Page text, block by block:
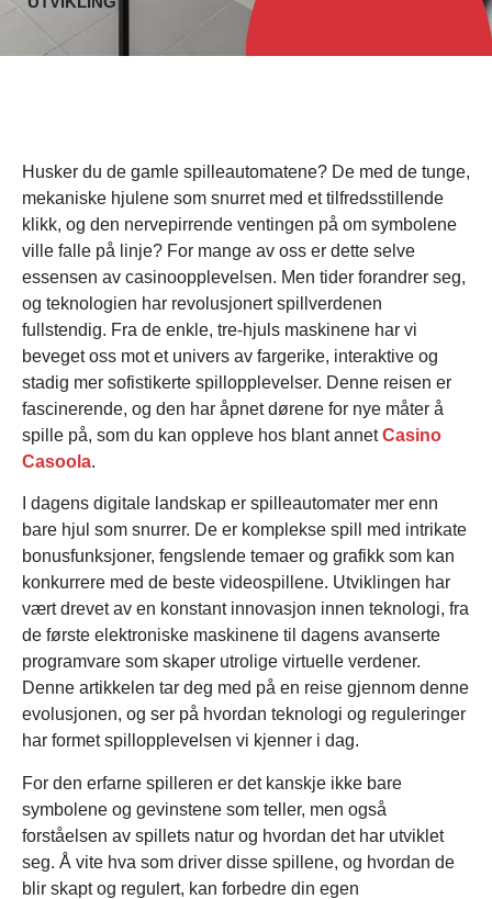
Husker du de gamle spilleautomatene? De med de tunge,
mekaniske hjulene som snurret med et tilfredsstillende
klikk, og den nervepirrende ventingen på om symbolene
ville falle på linje? For mange av oss er dette selve
essensen av casinoopplevelsen. Men tider forandrer seg,
og teknologien har revolusjonert spillverdenen
fullstendig. Fra de enkle, tre-hjuls maskinene har vi
beveget oss mot et univers av fargerike, interaktive og
stadig mer sofistikerte spillopplevelser. Denne reisen er
fascinerende, og den har åpnet dørene for nye måter å
spille på, som du kan oppleve hos blant annetCasino
Casoola.
I dagens digitale landskap er spilleautomater mer enn
bare hjul som snurrer. De er komplekse spill med intrikate
bonusfunksjoner, fengslende temaer og grafikk som kan
konkurrere med de beste videospillene. Utviklingen har
vært drevet av en konstant innovasjon innen teknologi, fra
de første elektroniske maskinene til dagens avanserte
programvare som skaper utrolige virtuelle verdener.
Denne artikkelen tar deg med på en reise gjennom denne
evolusjonen, og ser på hvordan teknologi og reguleringer
har formet spillopplevelsen vi kjenner i dag.
For den erfarne spilleren er det kanskje ikke bare
symbolene og gevinstene som teller, men også
forståelsen av spillets natur og hvordan det har utviklet
seg. Å vite hva som driver disse spillene, og hvordan de
blir skapt og regulert, kan forbedre din egen